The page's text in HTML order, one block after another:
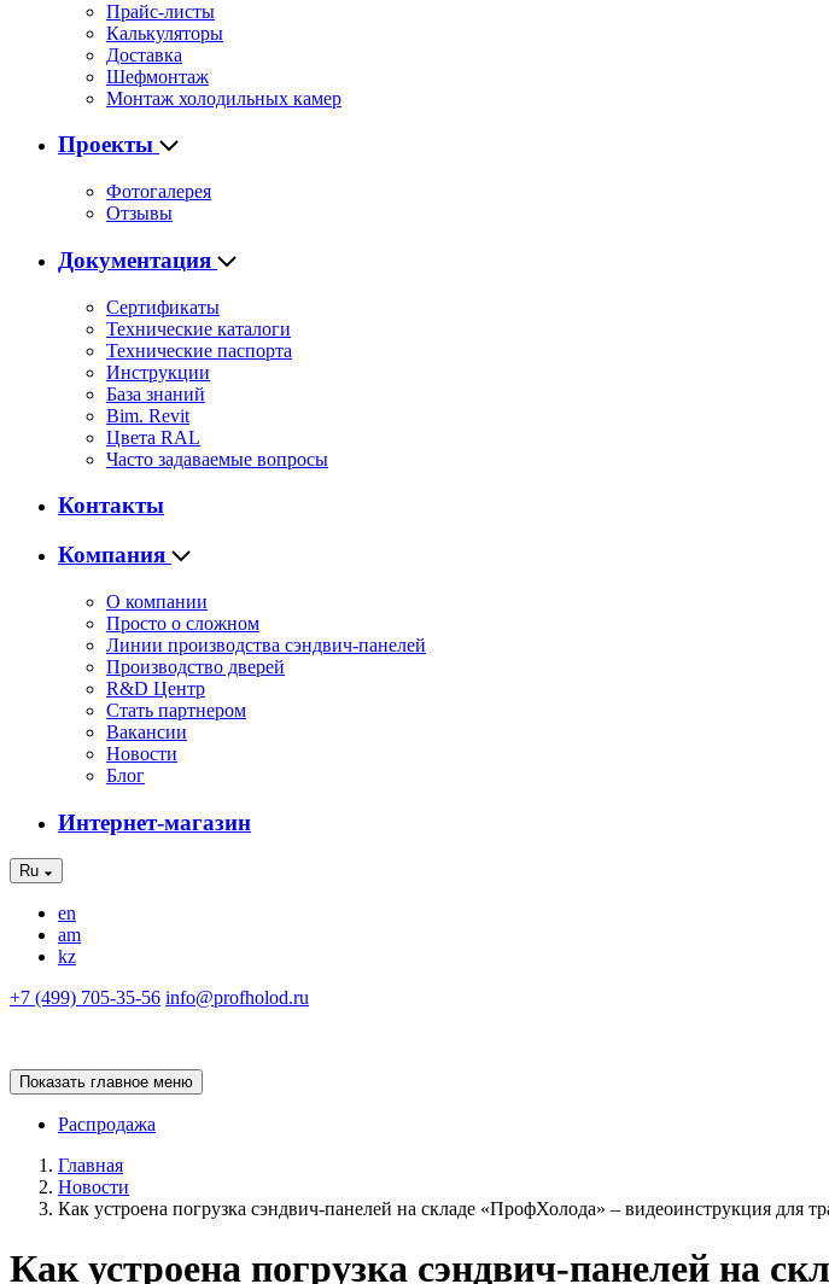
Прайс-листы
Калькуляторы
Доставка
Шефмонтаж
Монтаж холодильных камер
Проекты
Фотогалерея
Отзывы
Документация
Сертификаты
Технические каталоги
Технические паспорта
Инструкции
База знаний
Bim. Revit
Цвета RAL
Часто задаваемые вопросы
Контакты
Компания
О компании
Просто о сложном
Линии производства сэндвич-панелей
Производство дверей
R&D Центр
Стать партнером
Вакансии
Новости
Блог
Интернет-магазин
Ru
en
am
kz
+7 (499) 705-35-56 info@profholod.ru
Показать главное меню
Распродажа
Главная
Новости
Как устроена погрузка сэндвич-панелей на складе «ПрофХолода» – видеоинструкция для
Как устроена погрузка сэндвич-панелей на